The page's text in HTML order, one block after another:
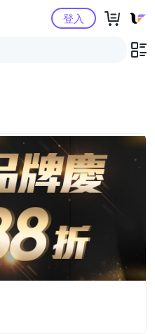
Yahoo購物中心登入